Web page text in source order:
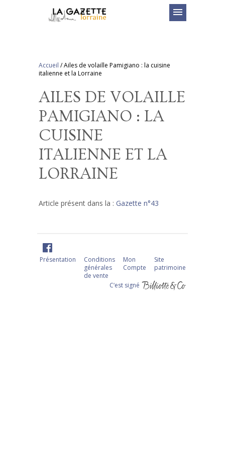
menu
Accueil /Ailes de volaille Pamigiano : la cuisine
italienne et la Lorraine
AILES DE VOLAILLE
PAMIGIANO : LA
CUISINE
ITALIENNE ET LA
LORRAINE
Article présent dans la : Gazette n°43
Présentation
Conditions
générales
de vente
Mon
Compte
Site
patrimoine
C‘est signé